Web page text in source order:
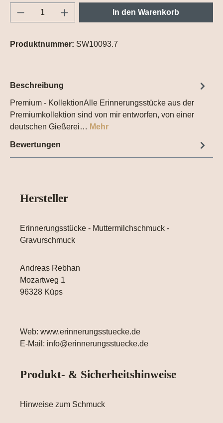
Produkt Anzahl: Gib den gewünschten
In den Warenkorb
Produktnummer: SW10093.7
Beschreibung
Premium - KollektionAlle Erinnerungsstücke aus der
Premiumkollektion sind von mir entworfen, von einer
deutschen Gießerei… Mehr
Bewertungen
Hersteller
Erinnerungsstücke - Muttermilchschmuck -
Gravurschmuck
Andreas Rebhan
Mozartweg 1
96328 Küps
Web: www.erinnerungsstuecke.de
E-Mail: info@erinnerungsstuecke.de
Produkt- & Sicherheitshinweise
Hinweise zum Schmuck